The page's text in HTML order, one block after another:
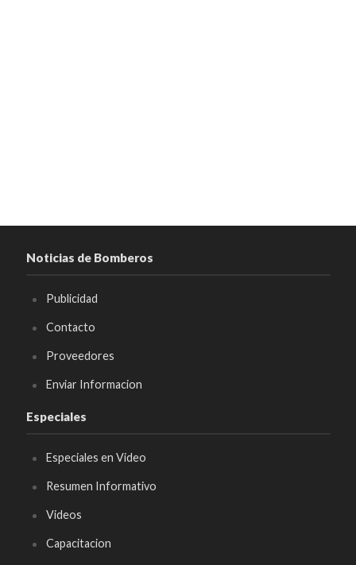
Noticias de Bomberos
Publicidad
Contacto
Proveedores
Enviar Informacion
Especiales
Especiales en Video
Resumen Informativo
Videos
Capacitacion